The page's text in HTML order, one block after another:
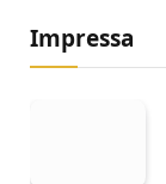
Impressa